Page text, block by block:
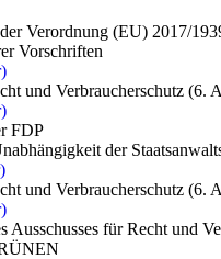
Verordnung (EU) 2017/
Vorschriften
und Verbraucherschutz (6.
FDP
der
und Verbraucherschutz (6.
für Recht und